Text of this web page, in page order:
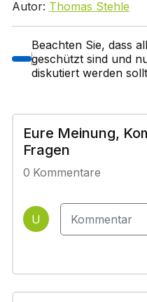
Autor: Thomas Stehle
Beachten Sie, dass
geschützt sind und
diskutiert werden
Eure Meinung,
Fragen
0 Kommentare
U